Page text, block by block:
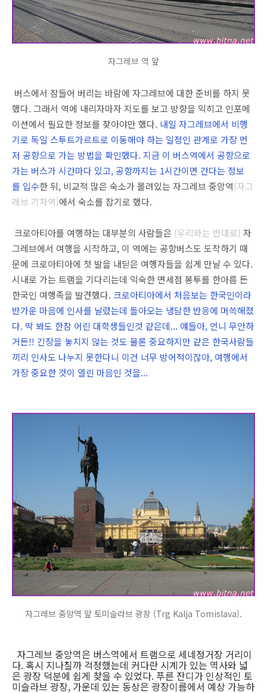
자그레브 역 앞
버스에서 잠들어 버리는 바람에 자그레브에 대한 준비를 하지 못
했다. 그래서 역에 내리자마자 지도를 보고 방향을 익히고 인포메
이션에서 필요한 정보를 찾아야만 했다. 내일 자그레브에서 비행
기로 독일 스투트가르트로 이동해야 하는 일정인 관계로 가장 먼
저 공항으로 가는 방법을 확인했다. 지금 이 버스역에서 공항으로
가는 버스가 시간마다 있고, 공항까지는 1시간이면 간다는 정보
를 입수한 뒤, 비교적 많은 숙소가 몰려있는 자그레브 중앙역(자그
레브 기차역)에서 숙소를 잡기로 했다.
크로아티아를 여행하는 대부분의 사람들은 (우리와는 반대로) 자
그레브에서 여행을 시작하고, 이 역에는 공항버스도 도착하기 때
문에 크로아티아에 첫 발을 내딛은 여행자들을 쉽게 만날 수 있다.
시내로 가는 트램을 기다리는데 익숙한 면세점 봉투를 한아름 든
한국인 여행족을 발견했다. 크로아티아에서 처음보는 한국인이라
반가운 마음에 인사를 날렸는데 돌아오는 냉담한 반응에 머쓱해졌
다. 딱 봐도 한참 어린 대학생들인것 같은데... 얘들아, 언니 무안하
거든!! 긴장을 놓치지 않는 것도 물론 중요하지만 같은 한국사람들
끼리 인사도 나누지 못한다니 이건 너무 방어적이잖아, 여행에서
가장 중요한 것이 열린 마음인 것을...
자그레브 중앙역 앞 토미슬라브 광장 (Trg Kalja Tomislava).
자그레브 중앙역은 버스역에서 트램으로 세네정거장 거리이
다. 혹시 지나칠까 걱정했는데 커다란 시계가 있는 역사와 넓
은 광장 덕분에 쉽게 찾을 수 있었다. 푸른 잔디가 인상적인 토
미슬라브 광장, 가운데 있는 동상은 광장이름에서 예상 가능하